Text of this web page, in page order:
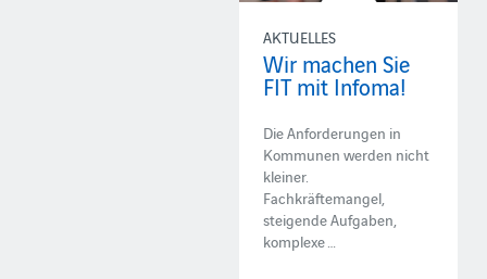
AKTUELLES
Wir machen Sie
FIT mit Infoma!
Die Anforderungen in
Kommunen werden nicht
kleiner.
Fachkräftemangel,
steigende Aufgaben,
komplexe …